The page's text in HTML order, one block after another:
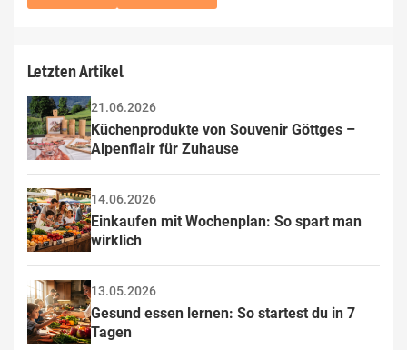
Letzten Artikel
21.06.2026
Küchenprodukte von Souvenir Göttges –
Alpenflair für Zuhause
14.06.2026
Einkaufen mit Wochenplan: So spart man
wirklich
13.05.2026
Gesund essen lernen: So startest du in 7
Tagen